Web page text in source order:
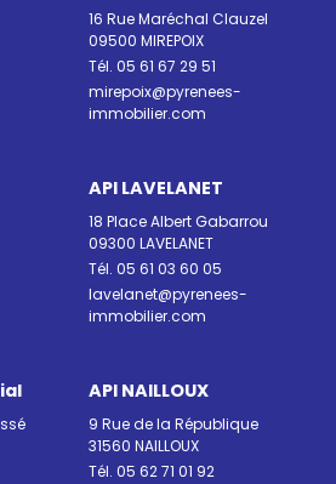
16 Rue Maréchal Clauzel
09500 MIREPOIX
Tél. 05 61 67 29 51
mirepoix@pyrenees-
immobilier.com
API LAVELANET
18 Place Albert Gabarrou
09300 LAVELANET
Tél. 05 61 03 60 05
lavelanet@pyrenees-
immobilier.com
API NAILLOUX
9 Rue de la République
31560 NAILLOUX
Tél. 05 62 71 01 92